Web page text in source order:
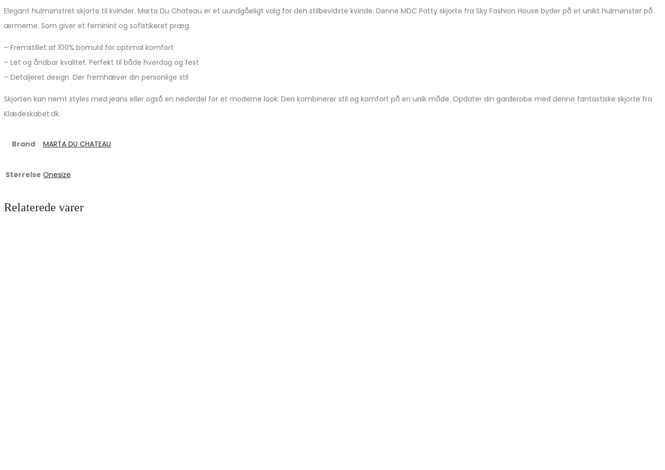
Elegant hulmønstret skjorte til kvinder. Marta Du Chateau er et uundgåeligt valg for den stilbevidste kvinde. Denne MDC Patty skjorte fra Sky Fashion House byder på et unikt hulmønster på
ærmerne. Som giver et feminint og sofistikeret præg.
– Fremstillet af 100% bomuld for optimal komfort
– Let og åndbar kvalitet. Perfekt til både hverdag og fest
– Detaljeret design. Der fremhæver din personlige stil
Skjorten kan nemt styles med jeans eller også en nederdel for et moderne look. Den kombinerer stil og komfort på en unik måde. Opdater din garderobe med denne fantastiske skjorte fra
Klædeskabet.dk.
Brand MARTA DU CHATEAU
Størrelse Onesize
Relaterede varer